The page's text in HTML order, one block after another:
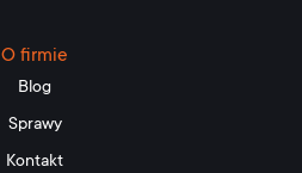
O firmie
Blog
Sprawy
Kontakt